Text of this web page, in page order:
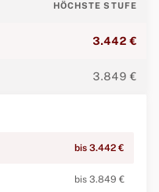
HÖCHSTE STUFE
3.442 €
3.849 €
bis 3.442 €
bis 3.849 €